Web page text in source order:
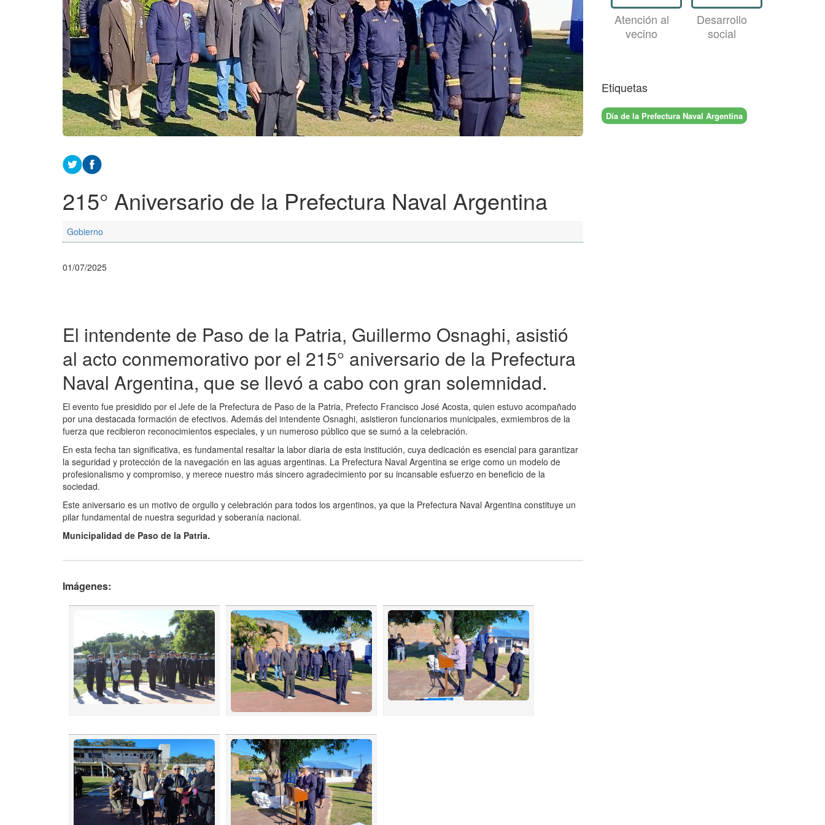
215° Aniversario de la Prefectura Naval Argentina
Gobierno
01/07/2025
El intendente de Paso de la Patria, Guillermo Osnaghi, asistió
al acto conmemorativo por el 215° aniversario de la Prefectura
Naval Argentina, que se llevó a cabo con gran solemnidad.
El evento fue presidido por el Jefe de la Prefectura de Paso de la Patria, Prefecto Francisco José Acosta, quien estuvo acompañado
por una destacada formación de efectivos. Además del intendente Osnaghi, asistieron funcionarios municipales, exmiembros de la
fuerza que recibieron reconocimientos especiales, y un numeroso público que se sumó a la celebración.
En esta fecha tan significativa, es fundamental resaltar la labor diaria de esta institución, cuya dedicación es esencial para garantizar
la seguridad y protección de la navegación en las aguas argentinas. La Prefectura Naval Argentina se erige como un modelo de
profesionalismo y compromiso, y merece nuestro más sincero agradecimiento por su incansable esfuerzo en beneficio de la
sociedad.
Este aniversario es un motivo de orgullo y celebración para todos los argentinos, ya que la Prefectura Naval Argentina constituye un
pilar fundamental de nuestra seguridad y soberanía nacional.
Municipalidad de Paso de la Patria.
Imágenes:
Atención al
vecino
Desarrollo
social
Etiquetas
Día de la Prefectura Naval Argentina